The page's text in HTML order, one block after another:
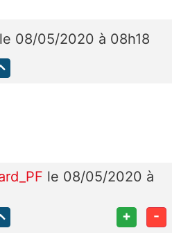
le 08/05/2020 à 08h18
le 08/05/2020 à
+ -